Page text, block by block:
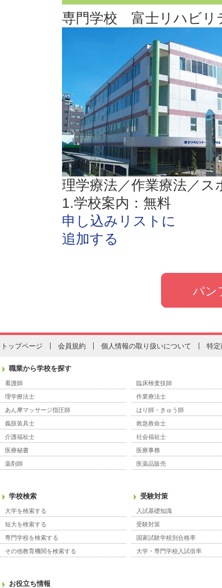
専門学校 富士リハビリ
理学療法／作業療法／ス
1.学校案内：無料
申し込みリストに
追加する
トップページ 会員規約 個人情報の取り扱いについて 特定
職業から学校を探す
看護師
臨床検査技師
理学療法士
作業療法士
あん摩マッサージ指圧師
はり師・きゅう師
義肢装具士
救急救命士
介護福祉士
社会福祉士
医療秘書
医療事務
薬剤師
医薬品販売
学校検索
大学を検索する
短大を検索する
専門学校を検索する
その他教育機関を検索する
受験対策
入試基礎知識
受験対策
国家試験学校別合格率
大学・専門学校入試倍率
お役立ち情報